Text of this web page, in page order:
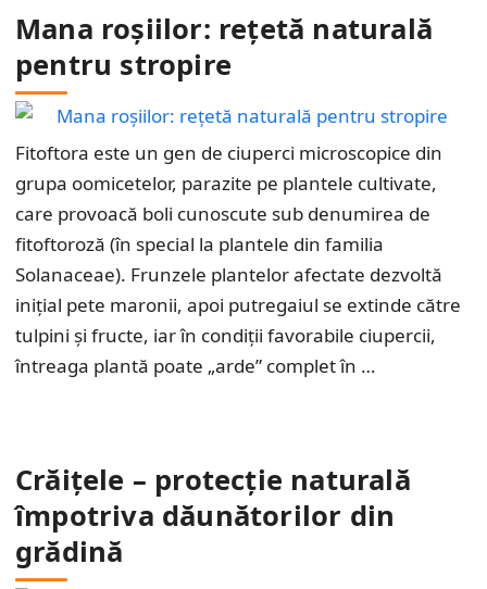
Mana roșiilor: rețetă naturală
pentru stropire
Fitoftora este un gen de ciuperci microscopice din
grupa oomicetelor, parazite pe plantele cultivate,
care provoacă boli cunoscute sub denumirea de
fitoftoroză (în special la plantele din familia
Solanaceae). Frunzele plantelor afectate dezvoltă
inițial pete maronii, apoi putregaiul se extinde către
tulpini și fructe, iar în condiții favorabile ciupercii,
întreaga plantă poate „arde” complet în …
Crăițele – protecție naturală
împotriva dăunătorilor din
grădină